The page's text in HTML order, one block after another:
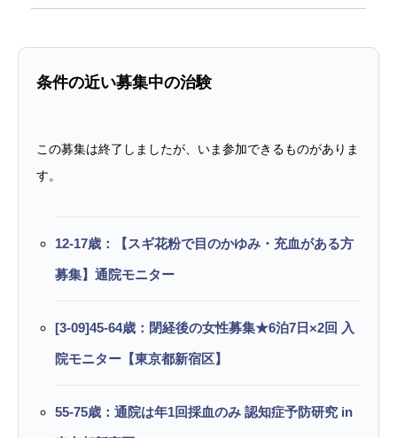
条件の近い募集中の治験
この募集は終了しましたが、いま参加できるものがありま
す。
12-17歳：【スギ花粉で目のかゆみ・充血がある方
募集】通院モニター
[3-09]45-64歳：閉経後の女性募集★6泊7日×2回 入
院モニター【東京都新宿区】
55-75歳：通院は年1回採血のみ 認知症予防研究 in